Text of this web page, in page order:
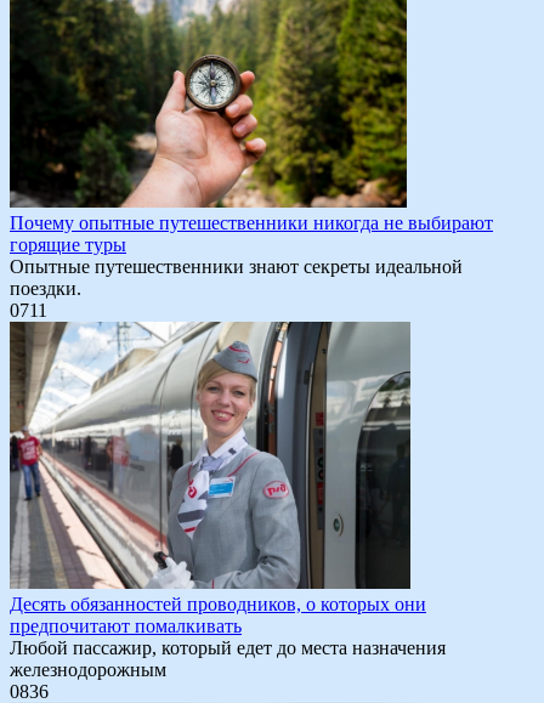
Почему опытные путешественники никогда не выбирают
горящие туры
Опытные путешественники знают секреты идеальной
поездки.
0711
Десять обязанностей проводников, о которых они
предпочитают помалкивать
Любой пассажир, который едет до места назначения
железнодорожным
0836